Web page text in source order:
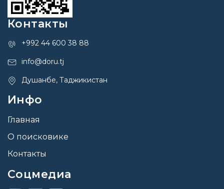
Контакты
+992 44 600 38 88
info@doru.tj
Душанбе, Таджикистан
Инфо
Главная
О поисковике
Контакты
Соцмедиа